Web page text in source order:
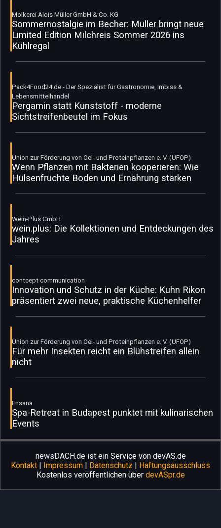
Molkerei Alois Müller GmbH & Co. KG
Sommernostalgie im Becher: Müller bringt neue
Limited Edition Milchreis Sommer 2026 ins
Kühlregal
Pack4Food24.de - Der Spezialist für Gastronomie, Imbiss &
Lebensmittelhandel
Pergamin statt Kunststoff - moderne
Sichtstreifenbeutel im Fokus
Union zur Förderung von Oel- und Proteinpflanzen e. V. (UFOP)
Wenn Pflanzen mit Bakterien kooperieren: Wie
Hülsenfrüchte Boden und Ernährung stärken
Wein-Plus GmbH
wein.plus: Die Kollektionen und Entdeckungen des
Jahres
contcept communication
Innovation und Schutz in der Küche: Kuhn Rikon
präsentiert zwei neue, praktische Küchenhelfer
Union zur Förderung von Oel- und Proteinpflanzen e. V. (UFOP)
Für mehr Insekten reicht ein Blühstreifen allein
nicht
Ensana
Spa-Retreat in Budapest punktet mit kulinarischen
Events
newsDACH.de ist ein Service von devAS.de
Kontakt | Impressum | Datenschutz | Haftungsausschluss
Kostenlos veröffentlichen über devASpr.de